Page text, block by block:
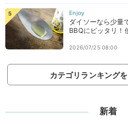
ダイソーなら少量
BBQにピッタリ！
2026/07/25 08:00
カテゴリランキング
新着